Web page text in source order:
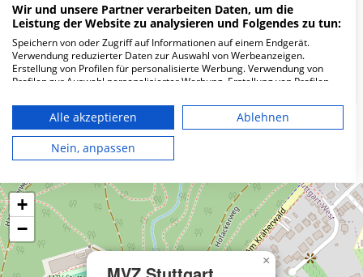
Wie ist die Telefonnummer von MVZ Stuttgart
GmbH?
Karte
×
+
−
Wir und unsere Partner verarbeiten Daten, um die
Leistung der Website zu analysieren und Folgendes zu tun:
Speichern von oder Zugriff auf Informationen auf einem Endgerät.
Verwendung reduzierter Daten zur Auswahl von Werbeanzeigen.
Erstellung von Profilen für personalisierte Werbung. Verwendung von
Profilen zur Auswahl personalisierter Werbung. Erstellung von Profilen
personalisierter Inhalte. Messung der Werbeleistung. Messung der
Performance von Inhalten. Analyse von Zielgruppen durch Statistiken
oder Kombinationen von Daten aus verschiedenen Quellen. Entwicklung
und Verbesserung der Angebote. Verwendung reduzierter Daten zur
Auswahl von Inhalten.
die USA gesendet werden.
Ihre Einwilligung und die cookie Richtlinie gelten ausschließlich für diese
Website/App.
Partnerliste anzeigen (1 IAB-Anbieter)
Wir nutzen Ihre Daten für folgende Zwecke:
Alle akzeptieren
Ablehnen
Nein, anpassen